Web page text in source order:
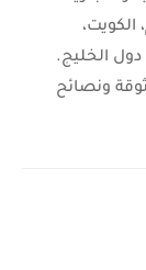
الكويت،
دول الخليج.
ونصائح